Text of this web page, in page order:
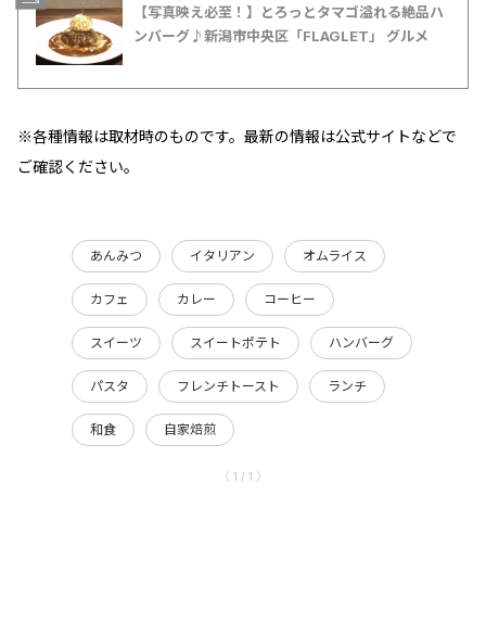
【写真映え必至！】とろっとタマゴ溢れる絶品ハ
ンバーグ♪新潟市中央区「FLAGLET」 グルメ
※各種情報は取材時のものです。最新の情報は公式サイトなどで
ご確認ください。
あんみつ イタリアン オムライス
カフェ カレー コーヒー
スイーツ スイートポテト ハンバーグ
パスタ フレンチトースト ランチ
和食 自家焙煎
〈 1 / 1 〉